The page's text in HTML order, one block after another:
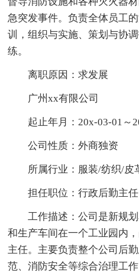
急突发事件。负责全体员工
训，组织与实施、策划与协
练。
离职原因：求发展
广州xx有限公司
起止年月：20x-03-01～
公司性质：外商独资
所属行业：服装/纺织/皮
担任职位：行政后勤主任
工作描述：公司是新规
和生产车间在一个工业园内
主任。主要负责整个公司后
范、消防安全等综合治理工